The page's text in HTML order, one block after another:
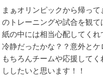
まぁオリンピックから帰っ
のトレーニングや試合を観
紙の中には相当心配してく
冷静だったかな？？意外とケ
もちろんチームや応援して
ししたいと思います！！